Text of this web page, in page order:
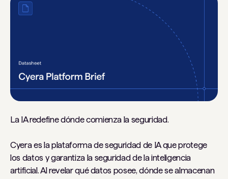
La IA redefine dónde comienza la seguridad.
Cyera es la plataforma de seguridad de IA que protege
los datos y garantiza la seguridad de la inteligencia
artificial. Al revelar qué datos posee, dónde se almacenan